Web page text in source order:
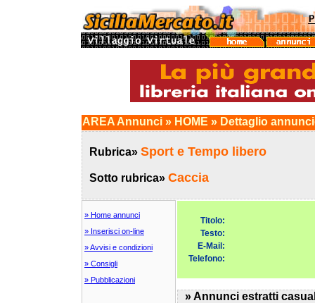
AREA Annunci » HOME » Dettaglio
Rubrica» Sport e Tempo libero
Sotto rubrica» Caccia
» Home annunci
» Inserisci on-line
» Avvisi e condizioni
» Consigli
» Pubblicazioni
Titolo:
Testo:
E-Mail:
Telefono:
» Annunci estratti